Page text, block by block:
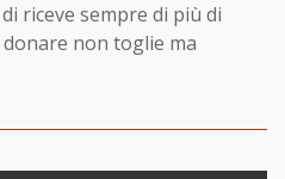
riceve sempre di più di
non toglie ma